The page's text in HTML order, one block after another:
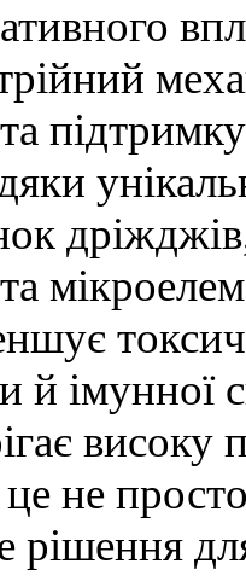
й імунної
не просто
рішення